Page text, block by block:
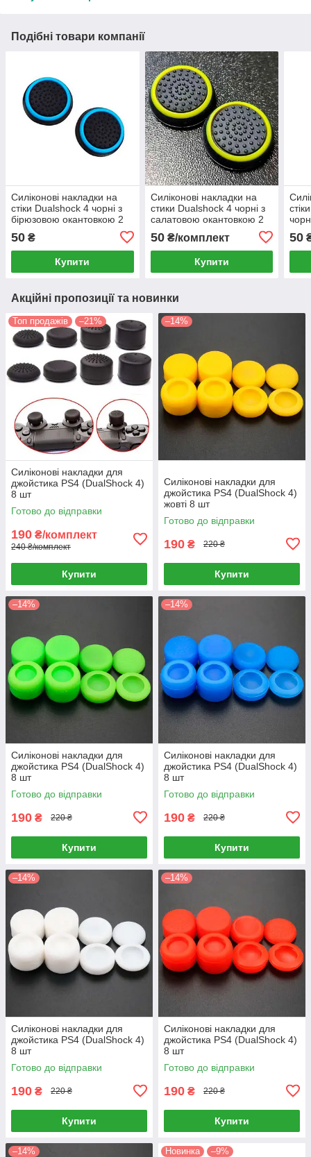
Подібні товари компанії
Силіконові накладки на
стіки Dualshock 4 чорні з
бірюзовою окантовкою 2
50 ₴
Купити
Силіконові накладки на
стики Dualshock 4 чорні з
салатовою окантовкою 2
50₴/комплект
Купити
50
Акційні пропозиції та новинки
Топ продажів –21%
Силіконові накладки для
джойстика PS4 (DualShock 4)
8 шт
Готово до відправки
190 ₴/комплект
240 ₴/комплект
Купити
–14%
Силіконові накладки для
джойстика PS4 (DualShock 4)
жовті 8 шт
Готово до відправки
190 ₴ 220 ₴
Купити
–14%
Силіконові накладки для
джойстика PS4 (DualShock 4)
8 шт
Готово до відправки
190 ₴ 220 ₴
Купити
–14%
Силіконові накладки для
джойстика PS4 (DualShock 4)
8 шт
Готово до відправки
190 ₴ 220 ₴
Купити
–14%
Силіконові накладки для
джойстика PS4 (DualShock 4)
8 шт
Готово до відправки
190 ₴ 220 ₴
Купити
–14%
Силіконові накладки для
джойстика PS4 (DualShock 4)
8 шт
Готово до відправки
190 ₴ 220 ₴
Купити
–14% Новинка –9%